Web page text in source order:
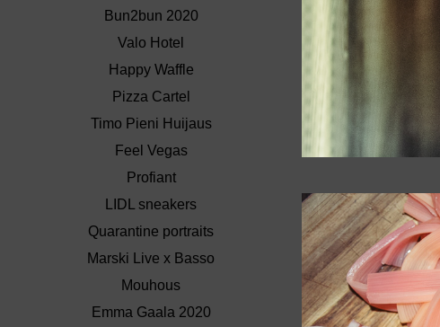
Bun2bun 2020
Valo Hotel
Happy Waffle
Pizza Cartel
Timo Pieni Huijaus
Feel Vegas
Profiant
LIDL sneakers
Quarantine portraits
Marski Live x Basso
Mouhous
Emma Gaala 2020